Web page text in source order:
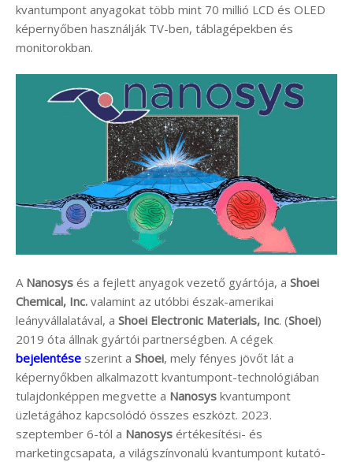
kvantumpont anyagokat több mint 70 millió LCD és OLED
képernyőben használják TV-ben, táblagépekben és
monitorokban.
A Nanosys és a fejlett anyagok vezető gyártója, a Shoei
Chemical, Inc. valamint az utóbbi észak-amerikai
leányvállalatával, a Shoei Electronic Materials, Inc. (Shoei)
2019 óta állnak gyártói partnerségben. A cégek
bejelentése szerint a Shoei, mely fényes jövőt lát a
képernyőkben alkalmazott kvantumpont-technológiában
tulajdonképpen megvette a Nanosys kvantumpont
üzletágához kapcsolódó összes eszközt. 2023.
szeptember 6-tól a Nanosys értékesítési- és
marketingcsapata, a világszínvonalú kvantumpont kutató-